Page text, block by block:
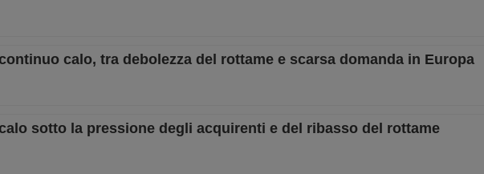
calo, tra debolezza del rottame e scarsa domanda in Europa
sotto la pressione degli acquirenti e del ribasso del rottame